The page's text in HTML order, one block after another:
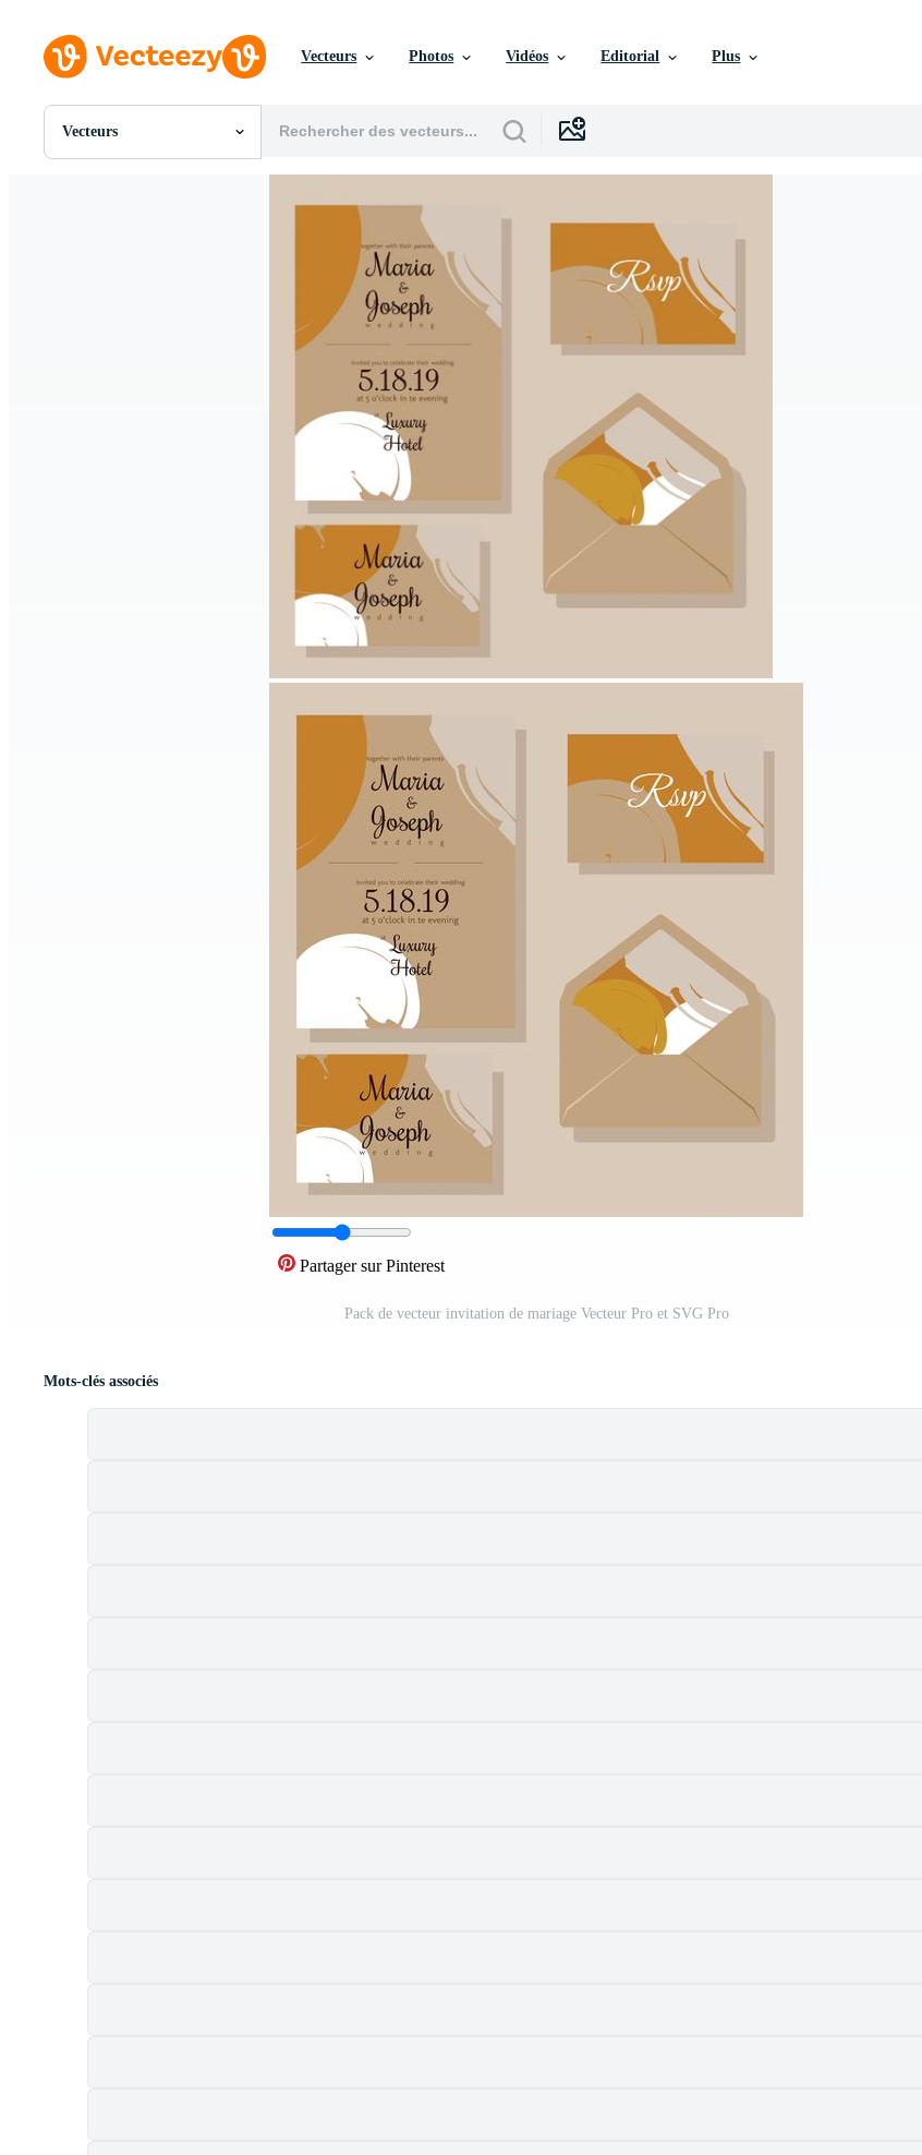
Vecteurs Photos Vidéos Editorial Plus
Vecteurs
Toutes Images
Partager sur Pinterest
Pack de vecteur invitation de mariage Vecteur Pro et SVG Pro
Mots-clés associés